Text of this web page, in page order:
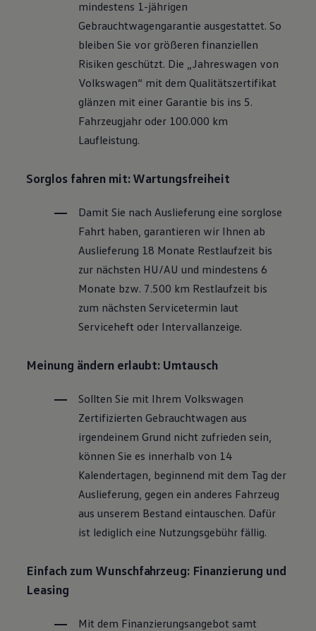
Motorenöl und Flüssigkeiten
Räder und Reifen
Pannen- und Unfallhilfe
Economy Service
Volkswagen Teile
Modellspezifisches Zubehör
Schutz und Pflege
Entertainment und Elektronik
Individualisieren
Wallbox und Ladekabel
Dienste für Ihr Modell finden
Volkswagen Apps, Login und Shop
Updates für Software, Karten und Radio
Über Ihr Auto
Vorgängermodelle
Kundeninformationen
Volkswagen Kundenbetreuung
Warn- und Kontrollleuchten
Assistenzsysteme
Digitale Betriebsanleitung
Live Beratung
Magazin
Familie
Volkswagen R
Pannen- und Unfallhilfe
Volkswagen Kundenbetreuung
mindestens 1-jährigen
Gebrauchtwagengarantie ausgestattet. So
bleiben Sie vor größeren finanziellen
Risiken geschützt. Die „Jahreswagen von
Volkswagen“ mit dem Qualitätszertifikat
glänzen mit einer Garantie bis ins 5.
Fahrzeugjahr oder 100.000 km
Laufleistung.
Sorglos fahren mit: Wartungsfreiheit
Damit Sie nach Auslieferung eine sorglose
Fahrt haben, garantieren wir Ihnen ab
Auslieferung 18 Monate Restlaufzeit bis
zur nächsten HU/AU und mindestens 6
Monate bzw. 7.500 km Restlaufzeit bis
zum nächsten Servicetermin laut
Serviceheft oder Intervallanzeige.
Meinung ändern erlaubt: Umtausch
Sollten Sie mit Ihrem Volkswagen
Zertifizierten Gebrauchtwagen aus
irgendeinem Grund nicht zufrieden sein,
können Sie es innerhalb von 14
Kalendertagen, beginnend mit dem Tag der
Auslieferung, gegen ein anderes Fahrzeug
aus unserem Bestand eintauschen. Dafür
ist lediglich eine Nutzungsgebühr fällig.
Einfach zum Wunschfahrzeug: Finanzierung und
Leasing
Mit dem Finanzierungsangebot samt